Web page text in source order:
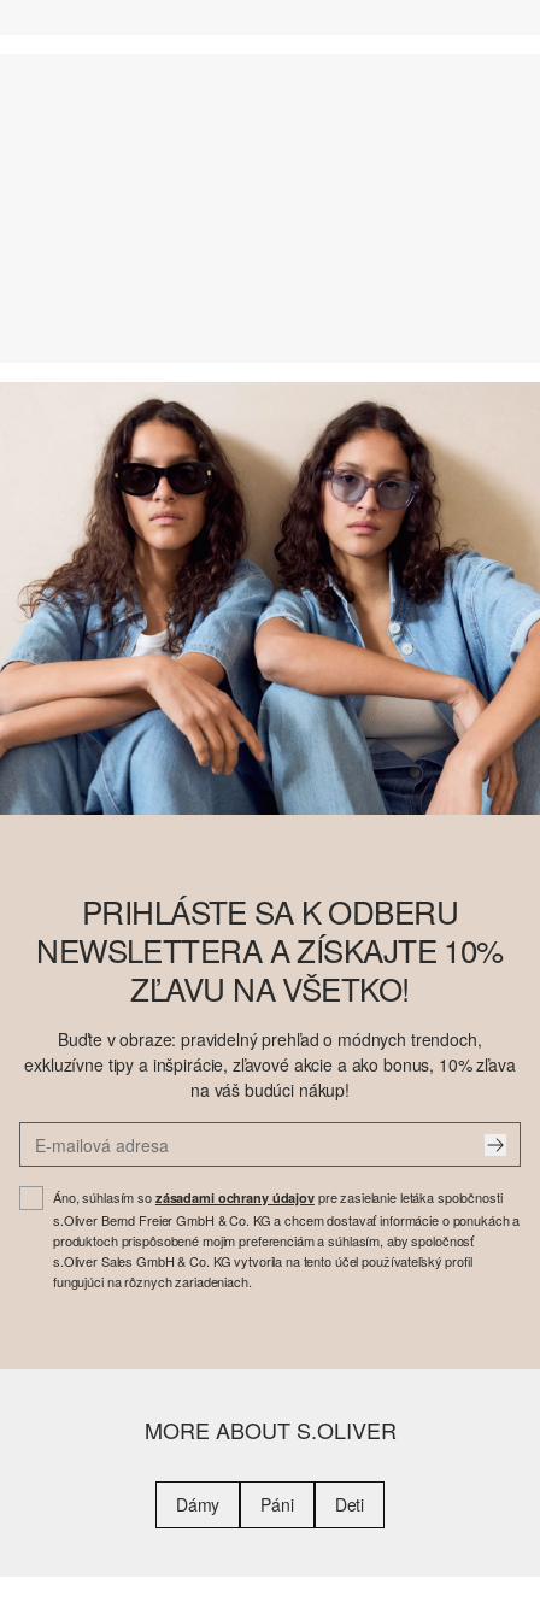
PRIHLÁSTE SA K ODBERU
NEWSLETTERA A ZÍSKAJTE 10%
ZĽAVU NA VŠETKO!
Buďte v obraze: pravidelný prehľad o módnych trendoch,
exkluzívne tipy a inšpirácie, zľavové akcie a ako bonus, 10% zľava
na váš budúci nákup!
Áno, súhlasím so zásadami ochrany údajovpre zasielanie letáka spoločnosti
s.Oliver Bernd Freier GmbH & Co. KG a chcem dostavať informácie o ponukách a
produktoch prispôsobené mojim preferenciám a súhlasím, aby spoločnosť
s.Oliver Sales GmbH & Co. KG vytvorila na tento účel používateľský profil
fungujúci na rôznych zariadeniach.
MORE ABOUT S.OLIVER
Dámy Páni Deti